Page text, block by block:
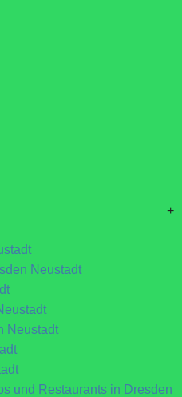
+
Neustadt
Neustadt
und Restaurants in Dresden